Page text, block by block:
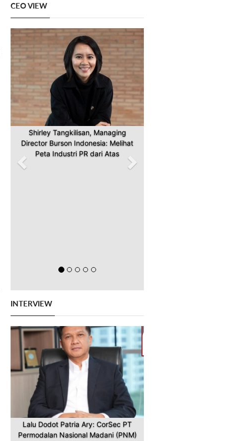
CEO VIEW
Shirley Tangkilisan, Managing
Director Burson Indonesia: Melihat
Peta Industri PR dari Atas
Previous Next
INTERVIEW
Lalu Dodot Patria Ary: CorSec PT
Permodalan Nasional Madani (PNM)
Previous Next